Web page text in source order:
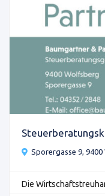
Sporergasse 9,
Die